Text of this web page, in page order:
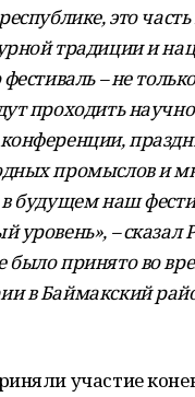
это
традиции и
– не
проходить
промыслов и
будущем наш
уровень», – сказал
было принято во
в Баймакский
участие